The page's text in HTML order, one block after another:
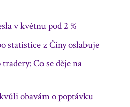
v květnu pod 2 %
statistice z Číny oslabuje
Co se děje na
obavám o poptávku